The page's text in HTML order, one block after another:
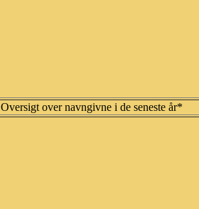
Oversigt over navngivne i de seneste år*